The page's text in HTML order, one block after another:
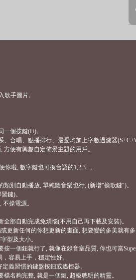
歌手圖片。
一個按鍵(H)。
合唱、點播排行、最愛均加上字數過濾器
方便有興趣自定佈景主題的用戶。
你啦, 數字鍵也可換台語的1,2,3...。
類別自動播放, 單純聽音樂也行, (新增"換歌鍵")。
鍵)。
操電源。
部自動完成免煩惱(不用自己再下載及安裝)。
更新任何的你想更新的畫面, 想要變的多美就有多
型及大小。
一個鈕就行了, 就像在錄音室品質, 你也可當Super
容易上手，穩定性好。
義習慣的鍵盤按鈕或遙控器。
名夠完整, 就是一個鍵, 超級聰明的精靈。